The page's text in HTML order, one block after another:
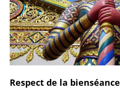
Respect de la bienséance